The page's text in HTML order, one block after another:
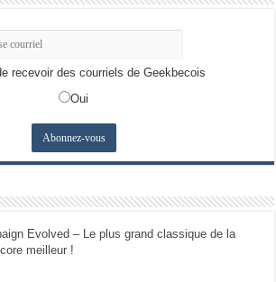
recevoir des courriels de Geekbecois
Oui
Evolved – Le plus grand classique de la
meilleur !